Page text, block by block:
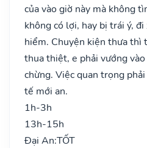
của vào giờ này mà không
không có lợi, hay bị trái ý,
hiểm. Chuyện kiện thưa thì
thua thiệt, e phải vướng
chừng. Việc quan trọng
tế mới an.
1h-3h
13h-15h
Đại An:TỐT